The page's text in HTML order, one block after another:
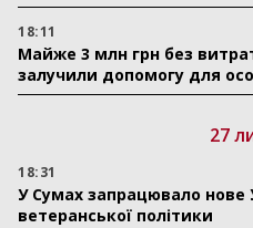
18:11
Майже 3 млн грн без
залучили допомогу для
27
18:31
У Сумах запрацювало нове
ветеранської політики